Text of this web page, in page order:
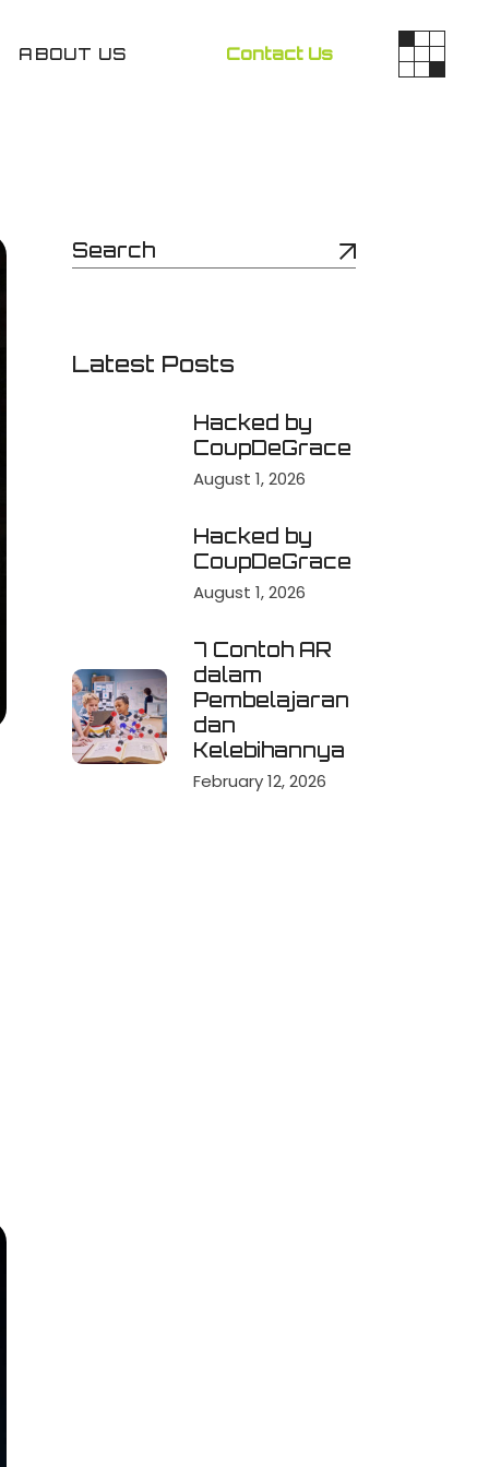
ABOUT US Contact Us
Latest Posts
Hacked by
CoupDeGrace
August 1, 2026
Hacked by
CoupDeGrace
August 1, 2026
7 Contoh AR
dalam
Pembelajaran
dan
Kelebihannya
February 12, 2026